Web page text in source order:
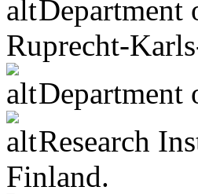
Department
Ruprecht-
Department
Research
Finland.